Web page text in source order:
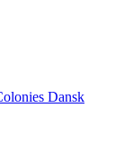
Dansk